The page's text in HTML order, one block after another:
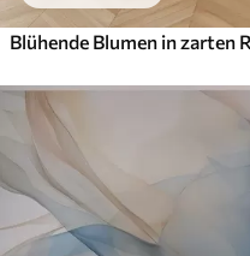
Blühende Blumen in zarten